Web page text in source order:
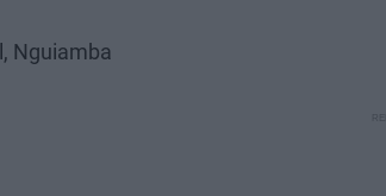
Nguiamba